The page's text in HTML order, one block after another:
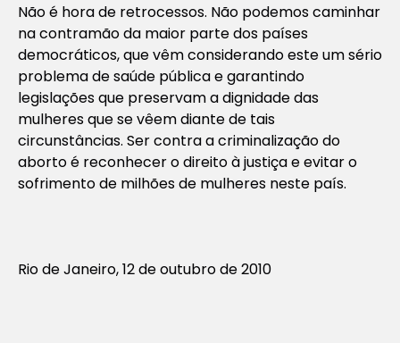
Não é hora de retrocessos. Não podemos caminhar
na contramão da maior parte dos países
democráticos, que vêm considerando este um sério
problema de saúde pública e garantindo
legislações que preservam a dignidade das
mulheres que se vêem diante de tais
circunstâncias. Ser contra a criminalização do
aborto é reconhecer o direito à justiça e evitar o
sofrimento de milhões de mulheres neste país.
Rio de Janeiro, 12 de outubro de 2010